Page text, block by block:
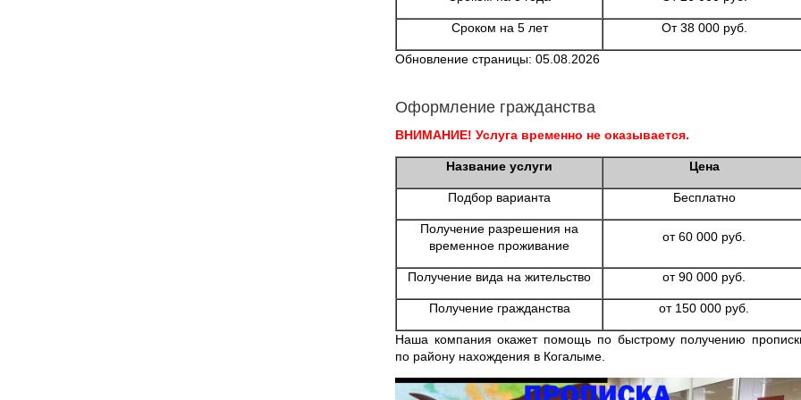
Сроком на 5 лет От 38 000 руб.
Обновление страницы: 05.08.2026
Оформление гражданства
ВНИМАНИЕ! Услуга временно не оказывается.
Название услуги Цена
Подбор варианта Бесплатно
Получение разрешения на
временное проживание
от 60 000 руб.
Получение вида на жительство от 90 000 руб.
Получение гражданства от 150 000 руб.
Наша компания окажет помощь по быстрому получению
по району нахождения в Когалыме.